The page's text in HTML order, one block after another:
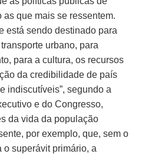
que mais se ressentem.
está sendo destinado para
urbano, para
para a cultura, os recursos
da credibilidade de país
indiscutíveis”, segundo a
e do Congresso,
da vida da população
por exemplo, que, sem o
o superávit primário, a